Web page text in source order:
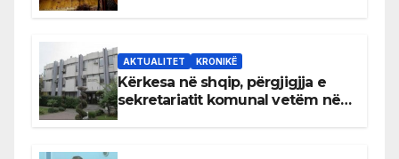
AKTUALITET KRONIKË
Kërkesa në shqip, përgjigjja e
sekretariatit komunal vetëm në